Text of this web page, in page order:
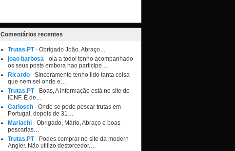
Comentários recentes
Trutas.PT- Obrigado João. Abraço…
joao barbosa - ola a todo! tenho acompanhado
os seus posts embora nao participe…
Ricardo - Sinceramente tenho lido tanta coisa
que nem sei onde e…
Trutas.PT- Boas, A informação está no site do
ICNF. É de…
Carlosch - Onde se pode pescar trutas em
Portugal, depois de 31…
Mariachi - Obrigado, Mário, Abraço e boas
pescarias…
Trutas.PT- Podes comprar no site da modern
Angler. Não utilizo destorcedor.…